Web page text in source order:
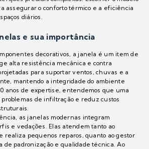
assegurar o conforto térmico e a eficiência
diários.
e sua importância
decorativos, a janela é um item de
alta resistência mecânica e contra
para suportar ventos, chuvas e a
mantendo a integridade do ambiente
anos de expertise, entendemos que uma
de infiltração e reduz custos
as janelas modernas integram
e vedações. Elas atendem tanto ao
realiza pequenos reparos, quanto ao gestor
de padronização e qualidade técnica. Ao